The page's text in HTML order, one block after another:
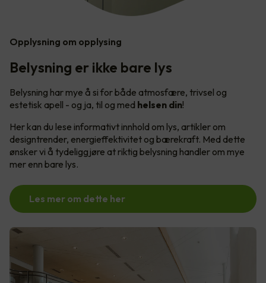
Opplysning om opplysing
Belysning er ikke bare lys
Belysning har mye å si for både atmosfære, trivsel og
estetisk apell - og ja, til og med helsen din!
Her kan du lese informativt innhold om lys, artikler om
designtrender, energieffektivitet og bærekraft. Med dette
ønsker vi å tydeliggjøre at riktig belysning handler om mye
mer enn bare lys.
Les mer om dette her